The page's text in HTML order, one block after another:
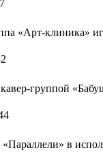
«Арт-клиника»
группой
«Параллели» в